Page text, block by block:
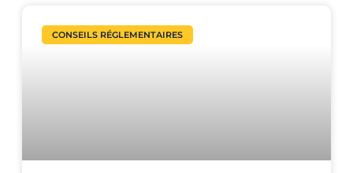
CONSEILS RÉGLEMENTAIRES